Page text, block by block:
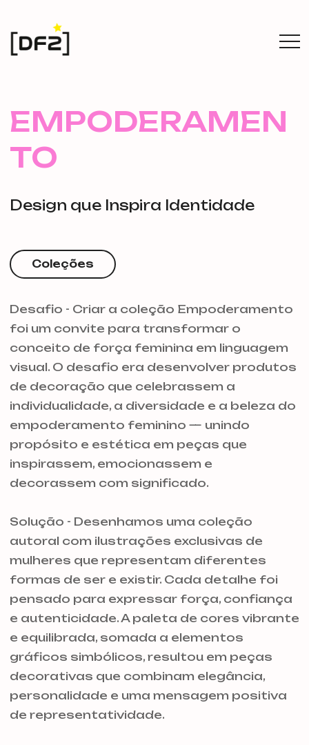
EMPODERAMEN
TO
Design que Inspira Identidade
Coleções
Desafio - Criar a coleção Empoderamento
foi um convite para transformar o
conceito de força feminina em linguagem
visual. O desafio era desenvolver produtos
de decoração que celebrassem a
individualidade, a diversidade e a beleza do
empoderamento feminino — unindo
propósito e estética em peças que
inspirassem, emocionassem e
decorassem com significado.
Solução - Desenhamos uma coleção
autoral com ilustrações exclusivas de
mulheres que representam diferentes
formas de ser e existir. Cada detalhe foi
pensado para expressar força, confiança
e autenticidade. A paleta de cores vibrante
e equilibrada, somada a elementos
gráficos simbólicos, resultou em peças
decorativas que combinam elegância,
personalidade e uma mensagem positiva
de representatividade.